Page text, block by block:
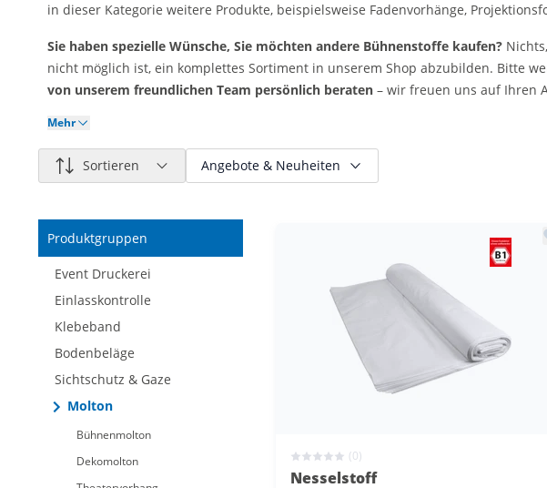
in dieser Kategorie weitere Produkte, beispielsweise Fadenvorhänge,
Sie haben spezielle Wünsche, Sie möchten andere Bühnenstoffe kaufen?
nicht möglich ist, ein komplettes Sortiment in unserem Shop abzubilden. Bitte
von unserem freundlichen Team persönlich beraten – wir freuen uns auf Ihren
Mehr
Sortieren Angebote & Neuheiten
Nur reduzierte Artikel
Produktgruppen
Event Druckerei
Einlasskontrolle
Klebeband
Bodenbeläge
Sichtschutz & Gaze
Molton
Bühnenmolton
Dekomolton
(0)
Nesselstoff